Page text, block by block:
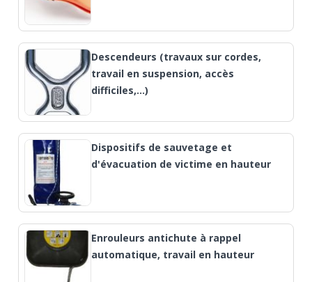
Descendeurs (travaux sur cordes,
travail en suspension, accès
difficiles,...)
Dispositifs de sauvetage et
d'évacuation de victime en hauteur
Enrouleurs antichute à rappel
automatique, travail en hauteur